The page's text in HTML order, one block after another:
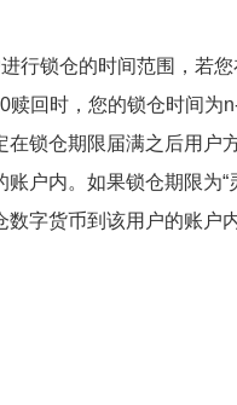
行锁仓的时间范围，若您
赎回时，您的锁仓时间为
在锁仓期限届满之后用户
户内。如果锁仓期限为“
字货币到该用户的账户内